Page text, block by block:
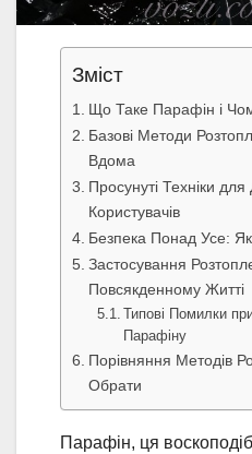
Зміст
Що Таке Парафін і
Базові Методи
Вдома
Просунуті Техніки для
Користувачів
Безпека Понад Усе: Як
Застосування
Повсякденному Житті
Типові Помилки
Парафіну
Порівняння Методів
Обрати
Парафін, ця